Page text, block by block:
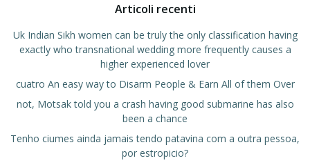
Articoli recenti
Uk Indian Sikh women can be truly the only classification having
exactly who transnational wedding more frequently causes a
higher experienced lover
cuatro An easy way to Disarm People & Earn All of them Over
not, Motsak told you a crash having good submarine has also
been a chance
Tenho ciumes ainda jamais tendo patavina com a outra pessoa,
por estropicio?